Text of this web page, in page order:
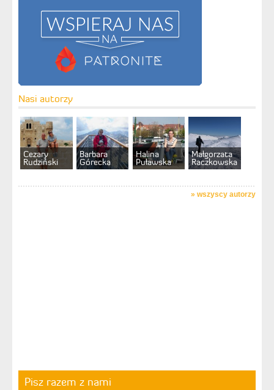
Nasi autorzy
Cezary
Rudziński
Barbara
Górecka
Halina
Puławska
Małgorzata
Raczkowska
» wszyscy autorzy
Pisz razem z nami